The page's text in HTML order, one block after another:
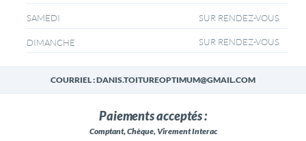
SAMEDI SUR RENDEZ-VOUS
DIMANCHE SUR RENDEZ-VOUS
COURRIEL : DANIS.TOITUREOPTIMUM@GMAIL.COM
Paiements acceptés :
Comptant, Chèque, Virement Interac